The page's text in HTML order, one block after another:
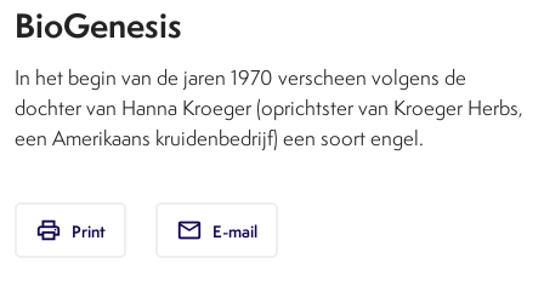
BioGenesis
In het begin van de jaren 1970 verscheen volgens de
dochter van Hanna Kroeger (oprichtster van Kroeger Herbs,
een Amerikaans kruidenbedrijf) een soort engel.
print Print email E-mail